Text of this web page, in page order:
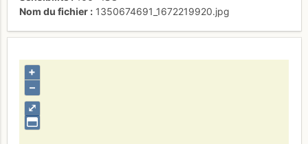
Nom du fichier
1350674691_1672219920.jpg
⤢
+
–